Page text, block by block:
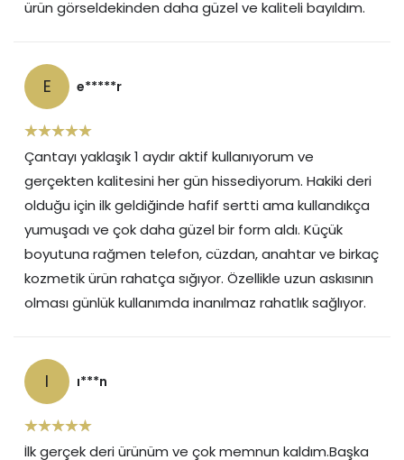
ürün görseldekinden daha güzel ve kaliteli bayıldım.
E e*****r
Çantayı yaklaşık 1 aydır aktif kullanıyorum ve
gerçekten kalitesini her gün hissediyorum. Hakiki deri
olduğu için ilk geldiğinde hafif sertti ama kullandıkça
yumuşadı ve çok daha güzel bir form aldı. Küçük
boyutuna rağmen telefon, cüzdan, anahtar ve birkaç
kozmetik ürün rahatça sığıyor. Özellikle uzun askısının
olması günlük kullanımda inanılmaz rahatlık sağlıyor.
I ı***n
İlk gerçek deri ürünüm ve çok memnun kaldım.Başka